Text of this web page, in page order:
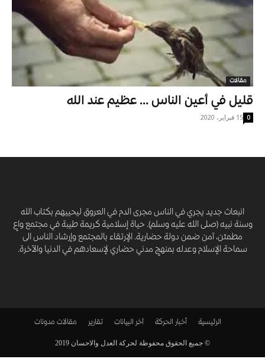
مقالات
قليل في أعين الناس … عظيم عند الله
15 فبراير، 2020 0
انبعاث جديد يجري في الناس مجرى الدم في العروق ليحييهم بكتاب الله
وسنة نبيه (صلى الله عليه وسلم). حياة إسلامية كريمة طيبة في مجتمع واعٍ
مطمئن، آمن ضمن دولة حضارية. الإرتقاء بالمجتمع وإرشاد الناس الى
سماحة الإسلام وعدله بمنهجٍ مدني حضاري لإسعادهم في الدنيا والآخرة.
الرئيسية أخبار الحركة آخر البيانات تقارير مقالات مدونات
© جميع الحقوق محفوظة لحركة العدل والاحسان 2019